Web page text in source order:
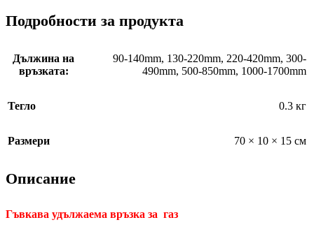
Подробности за продукта
Дължина на
връзката:
90-140mm, 130-220mm, 220-420mm, 300-
490mm, 500-850mm, 1000-1700mm
Тегло 0.3 кг
Размери 70 × 10 × 15 см
Описание
Гъвкава удължаема връзка за газ